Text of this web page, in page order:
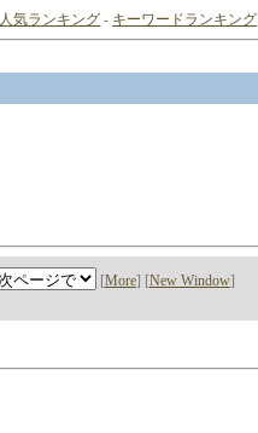
人気ランキング - キーワードランキング
[More] [New Window]